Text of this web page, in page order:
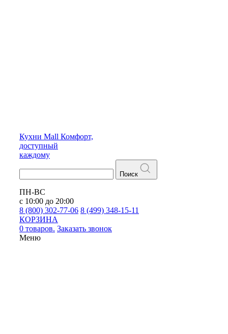
Кухни Mall Комфорт,
доступный
каждому
Поиск
ПН-ВС
с 10:00 до 20:00
8 (800) 302-77-06 8 (499) 348-15-11
КОРЗИНА
0 товаров. Заказать звонок
Меню